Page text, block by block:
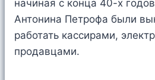
начиная с конца 40-х
Антонина Петрофа были
работать кассирами,
продавцами.